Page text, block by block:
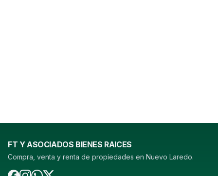
FT Y ASOCIADOS BIENES RAICES
Compra, venta y renta de propiedades en Nuevo Laredo.